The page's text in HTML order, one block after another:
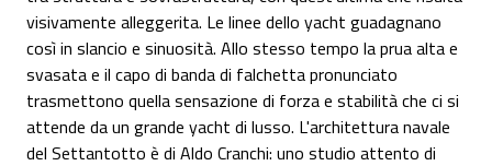
visivamente alleggerita. Le linee dello yacht guadagnano
così in slancio e sinuosità. Allo stesso tempo la prua alta e
svasata e il capo di banda di falchetta pronunciato
trasmettono quella sensazione di forza e stabilità che ci si
attende da un grande yacht di lusso. L'architettura navale
del Settantotto è di Aldo Cranchi: uno studio attento di